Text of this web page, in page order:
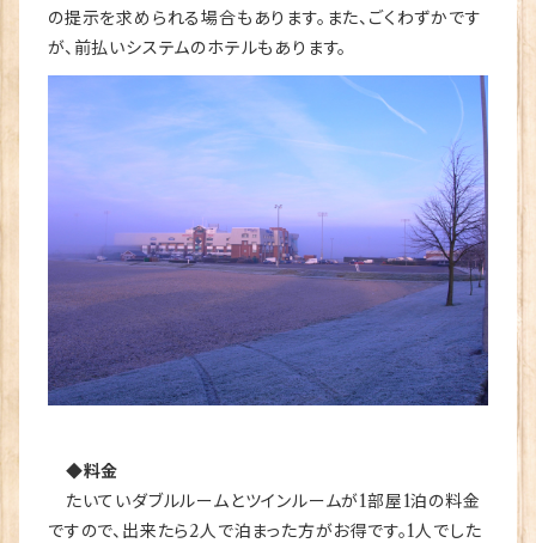
の提示を求められる場合もあります。また、ごくわずかです
が、前払いシステムのホテルもあります。
◆料金
たいていダブルルームとツインルームが1部屋1泊の料金
ですので、出来たら2人で泊まった方がお得です。1人でした